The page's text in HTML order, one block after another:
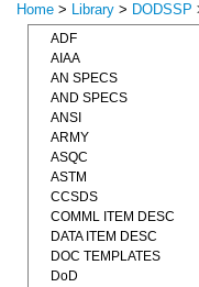
Home > Library > DODSSP
ADF
AIAA
AN SPECS
AND SPECS
ANSI
ARMY
ASQC
ASTM
CCSDS
COMML ITEM DESC
DATA ITEM DESC
DOC TEMPLATES
DoD